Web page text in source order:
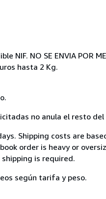
NIF. NO SE ENVIA POR
hasta 2 Kg.
no anula el resto
Shipping costs are
order is heavy or
is required.
según tarifa y peso.